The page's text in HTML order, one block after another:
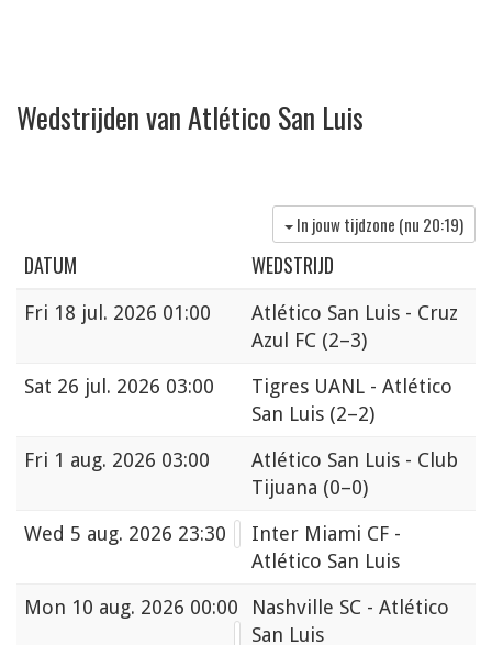
Wedstrijden van Atlético San Luis
In jouw tijdzone (nu 20:19)
DATUM WEDSTRIJD
Fri 18 jul. 2026 01:00
Atlético San Luis - Cruz
Azul FC (2–3)
Sat 26 jul. 2026 03:00
Tigres UANL - Atlético
San Luis (2–2)
Fri 1 aug. 2026 03:00
Atlético San Luis - Club
Tijuana (0–0)
Wed 5 aug. 2026 23:30
Inter Miami CF -
Atlético San Luis
Mon 10 aug. 2026 00:00
Nashville SC - Atlético
San Luis